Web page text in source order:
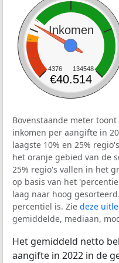
Inkomen
4376 134548
€40.514
Bovenstaande meter
inkomen per aangifte in
laagste 10% en 25%
het oranje gebied van de
25% regio's vallen in het
op basis van het
laag naar hoog
percentiel is. Zie deze
gemiddelde, mediaan,
Het gemiddeld netto
aangifte in 2022 in de